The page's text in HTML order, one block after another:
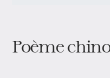
Poème